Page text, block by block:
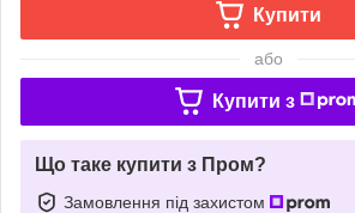
Купити
або
Купити з
Що таке купити з Пром?
Замовлення під захистом